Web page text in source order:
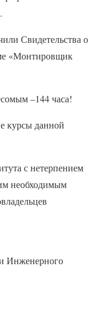
Свидетельства о
«Монтировщик
–144 часа!
курсы данной
с нетерпением
необходимым
Инженерного